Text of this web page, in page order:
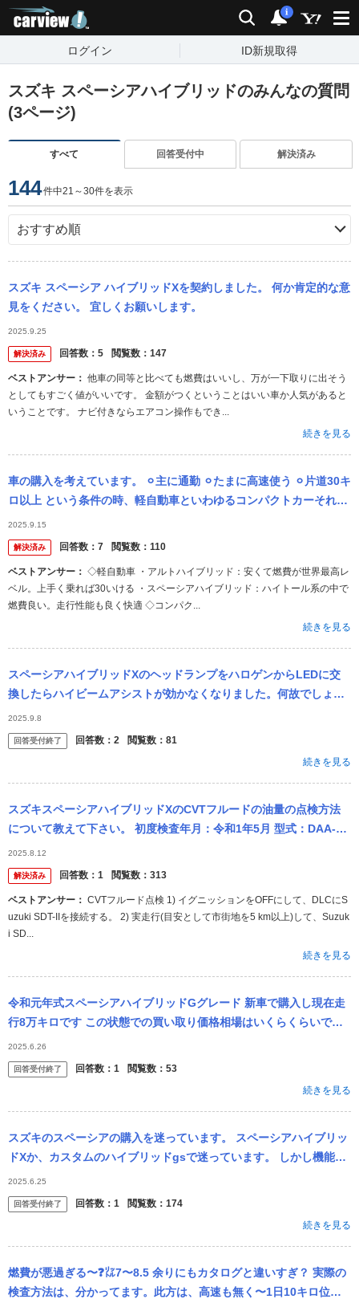
検索 通知
i
ログイン ID新規取得
スズキ スペーシアハイブリッドのみんなの質問
(3ページ)
すべて 回答受付中 解決済み
144件中21～30件を表示
スズキ スペーシア ハイブリッドXを契約しました。 何か肯定的な意
見をください。 宜しくお願いします。
2025.9.25
解決済み 回答数： 5 閲覧数： 147
ベストアンサー：
としてもすごく値がいいです。 金額がつくということはいい車か人気があると
いうことです。 ナビ付きならエアコン操作もでき...
続きを見る
車の購入を考えています。 ⚪︎主に通勤 ⚪︎たまに高速使う ⚪︎片道30キ
ロ以上 という条件の時、軽自動車といわゆるコンパクトカーそれぞ
れおすすめの車を教えてください。私自身のチェックポイントは...
2025.9.15
解決済み 回答数： 7 閲覧数： 110
ベストアンサー：
ベル。上手く乗れば30いける ・スペーシアハイブリッド：ハイトール系の中で
燃費良い。走行性能も良く快適 ◇コンパク...
続きを見る
スペーシアハイブリッドXのヘッドランプをハロゲンからLEDに交
換したらハイビームアシストが効かなくなりました。何故でしょう
か?対策は有りませんか? ※carview!から投稿されたスズキ スペ
ー...
2025.9.8
回答受付終了 回答数： 2 閲覧数： 81
続きを見る
スズキスペーシアハイブリッドXのCVTフルードの油量の点検方法
について教えて下さい。 初度検査年月：令和1年5月 型式：DAA-M
K53S 冷間時又は暖気後（10〜20分間走行後）、エンジン...
2025.8.12
解決済み 回答数： 1 閲覧数： 313
ベストアンサー：
uzuki SDT-IIを接続する。 2) 実走行(目安として市街地を5 km以上)して、Suzuk
i SD...
続きを見る
令和元年式スペーシアハイブリッドGグレード 新車で購入し現在走
行8万キロです この状態での買い取り価格相場はいくらくらいでし
ょうか？
2025.6.26
回答受付終了 回答数： 1 閲覧数： 53
続きを見る
スズキのスペーシアの購入を迷っています。 スペーシアハイブリッ
ドXか、カスタムのハイブリッドgsで迷っています。 しかし機能的
な面でいくとGの方がいいかなと思います。サーキュレーターやシ
ートヒー...
2025.6.25
回答受付終了 回答数： 1 閲覧数： 174
続きを見る
燃費が悪過ぎる〜❓️㍑7〜8.5 余りにもカタログと違いすぎ？ 実際の
検査方法は、分かってます。此方は、高速も無く〜1日10キロ位の